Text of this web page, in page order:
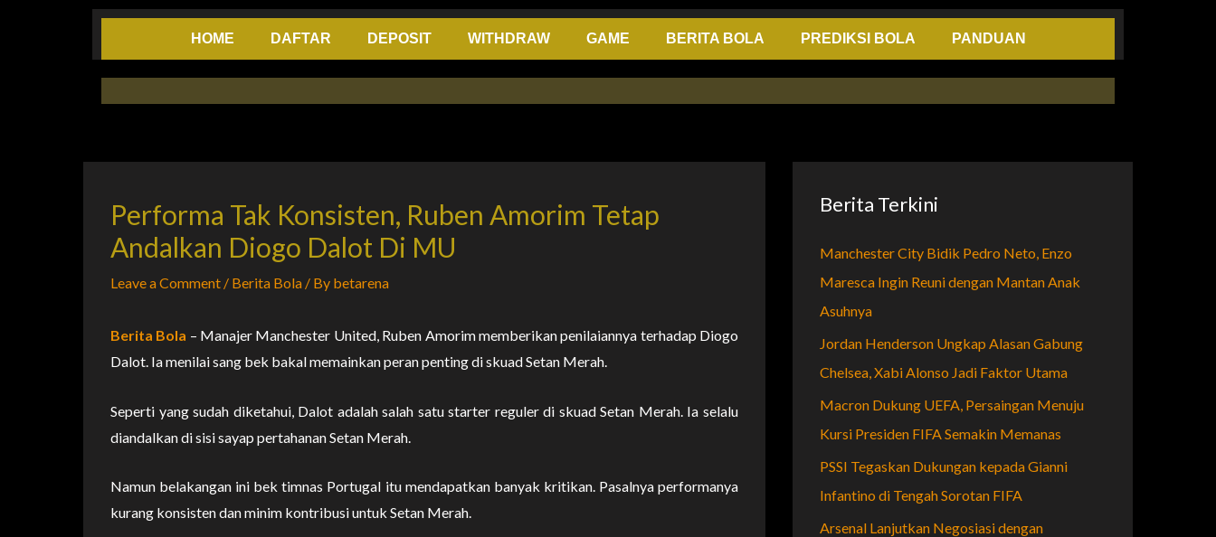
HOME DAFTAR DEPOSIT WITHDRAW GAME BERITA BOLA PREDIKSI BOLA PANDUAN
Performa Tak Konsisten, Ruben Amorim Tetap
Andalkan Diogo Dalot Di MU
Leave a Comment / Berita Bola / By betarena
Berita Bola – Manajer Manchester United, Ruben Amorim memberikan penilaiannya terhadap Diogo
Dalot. Ia menilai sang bek bakal memainkan peran penting di skuad Setan Merah.
Seperti yang sudah diketahui, Dalot adalah salah satu starter reguler di skuad Setan Merah. Ia selalu
diandalkan di sisi sayap pertahanan Setan Merah.
Namun belakangan ini bek timnas Portugal itu mendapatkan banyak kritikan. Pasalnya performanya
kurang konsisten dan minim kontribusi untuk Setan Merah.
Berita Terkini
Manchester City Bidik Pedro Neto, Enzo
Maresca Ingin Reuni dengan Mantan Anak
Asuhnya
Jordan Henderson Ungkap Alasan Gabung
Chelsea, Xabi Alonso Jadi Faktor Utama
Macron Dukung UEFA, Persaingan Menuju
Kursi Presiden FIFA Semakin Memanas
PSSI Tegaskan Dukungan kepada Gianni
Infantino di Tengah Sorotan FIFA
Arsenal Lanjutkan Negosiasi dengan